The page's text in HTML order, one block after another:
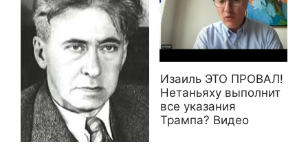
Изаиль ЭТО ПРОВАЛ!
Нетаньяху выполнит
все указания
Трампа? Видео